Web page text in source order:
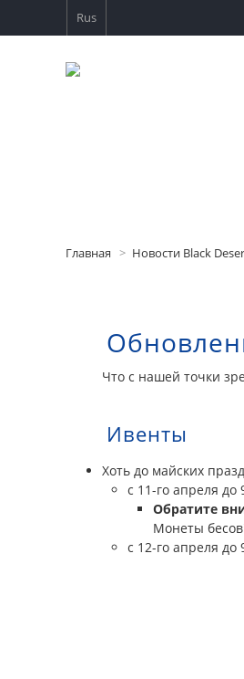
Rus
Главная Новости Black
Что с нашей точки
Ивенты
Хоть до майских
с 11-го апреля до
Обратите
Монеты
с 12-го апреля